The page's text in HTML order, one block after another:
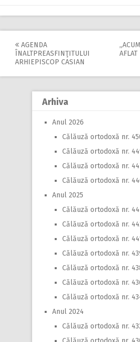
Post
navigation
AGENDA
ÎNALTPREASFINŢITULUI
ARHIEPISCOP CASIAN
Arhiva
Anul 2026
Călăuză ortodoxă nr.
Călăuză ortodoxă nr.
Călăuză ortodoxă nr.
Călăuză ortodoxă nr.
Anul 2025
Călăuză ortodoxă nr.
Călăuză ortodoxă nr.
Călăuză ortodoxă nr.
Călăuză ortodoxă nr.
Călăuză ortodoxă nr.
Călăuză ortodoxă nr.
Călăuză ortodoxă nr.
Anul 2024
Călăuză ortodoxă nr.